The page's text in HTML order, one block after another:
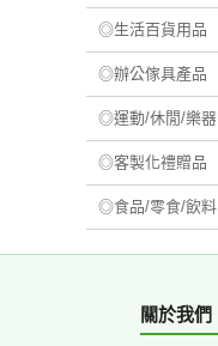
◎生活百貨用品
◎辦公傢具產品
◎運動/休閒/樂器
◎客製化禮贈品
◎食品/零食/飲料
關於我們